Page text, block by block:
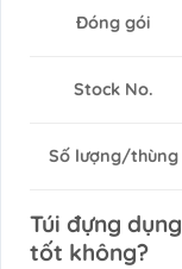
Đóng gói
Stock No.
Số lượng/thùng
Túi đựng
tốt không?